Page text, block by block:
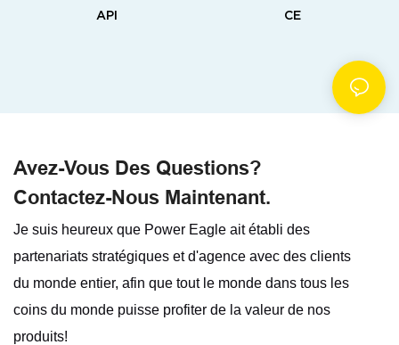
API CE
Avez-Vous Des Questions?
Contactez-Nous Maintenant.
Je suis heureux que Power Eagle ait établi des
partenariats stratégiques et d'agence avec des clients
du monde entier, afin que tout le monde dans tous les
coins du monde puisse profiter de la valeur de nos
produits!